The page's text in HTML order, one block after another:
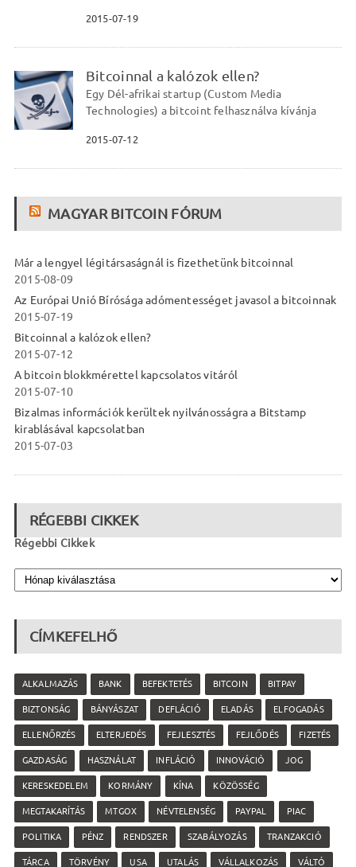
2015-07-19
Bitcoinnal a kalózok ellen?
Egy Dél-afrikai startup (Custom Media
Technologies) a bitcoint felhasználva kívánja
2015-07-12
MAGYAR BITCOIN FÓRUM
Már a lengyel légitársaságnál is fizethetünk bitcoinnal
2015-08-09
Az Európai Unió Bírósága adómentességet javasol a bitcoinnak
2015-07-19
Bitcoinnal a kalózok ellen?
2015-07-12
A bitcoin blokkmérettel kapcsolatos vitáról
2015-07-10
Bizalmas információk kerültek nyilvánosságra a Bitstamp
kirablásával kapcsolatban
2015-07-03
RÉGEBBI CIKKEK
Régebbi Cikkek
CÍMKEFELHŐ
ALKALMAZÁS BANK BEFEKTETÉS BITCOIN BITPAY
BIZTONSÁG BÁNYÁSZAT DEFLÁCIÓ ELADÁS ELFOGADÁS
ELLENŐRZÉS ELTERJEDÉS FEJLESZTÉS FEJLŐDÉS FIZETÉS
GAZDASÁG HASZNÁLAT INFLÁCIÓ INNOVÁCIÓ JOG
KERESKEDELEM KORMÁNY KÍNA KÖZÖSSÉG
MEGTAKARÍTÁS MTGOX NÉVTELENSÉG PAYPAL PIAC
POLITIKA PÉNZ RENDSZER SZABÁLYOZÁS TRANZAKCIÓ
TÁRCA TÖRVÉNY USA UTALÁS VÁLLALKOZÁS VÁLTÓ